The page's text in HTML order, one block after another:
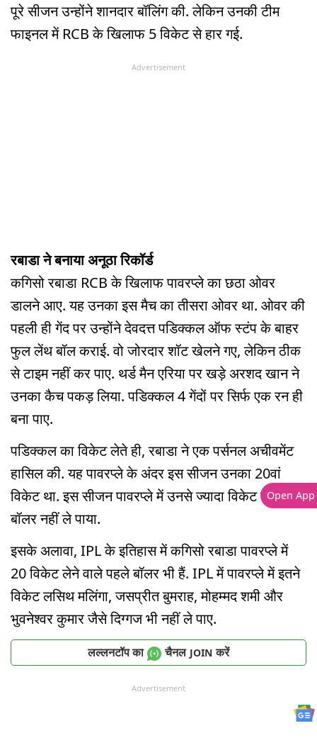
पूरे सीजन उन्होंने शानदार बॉलिंग की. लेकिन उनकी टीम
फाइनल में RCB के खिलाफ 5 विकेट से हार गई.
Advertisement
रबाडा ने बनाया अनूठा रिकॉर्ड
कगिसो रबाडा RCB के खिलाफ पावरप्ले का छठा ओवर
डालने आए. यह उनका इस मैच का तीसरा ओवर था. ओवर की
पहली ही गेंद पर उन्होंने देवदत्त पडिक्कल ऑफ स्टंप के बाहर
फुल लेंथ बॉल कराई. वो जोरदार शॉट खेलने गए, लेकिन ठीक
से टाइम नहीं कर पाए. थर्ड मैन एरिया पर खड़े अरशद खान ने
उनका कैच पकड़ लिया. पडिक्कल 4 गेंदों पर सिर्फ एक रन ही
बना पाए.
पडिक्कल का विकेट लेते ही, रबाडा ने एक पर्सनल अचीवमेंट
हासिल की. यह पावरप्ले के अंदर इस सीजन उनका 20वां
विकेट था. इस सीजन पावरप्ले में उनसे ज्यादा विकेट कोई
बॉलर नहीं ले पाया.
इसके अलावा, IPL के इतिहास में कगिसो रबाडा पावरप्ले में
20 विकेट लेने वाले पहले बॉलर भी हैं. IPL में पावरप्ले में इतने
विकेट लसिथ मलिंगा, जसप्रीत बुमराह, मोहम्मद शमी और
भुवनेश्वर कुमार जैसे दिग्गज भी नहीं ले पाए.
लल्लनटॉप का चैनल JOIN करें
Advertisement
Open App